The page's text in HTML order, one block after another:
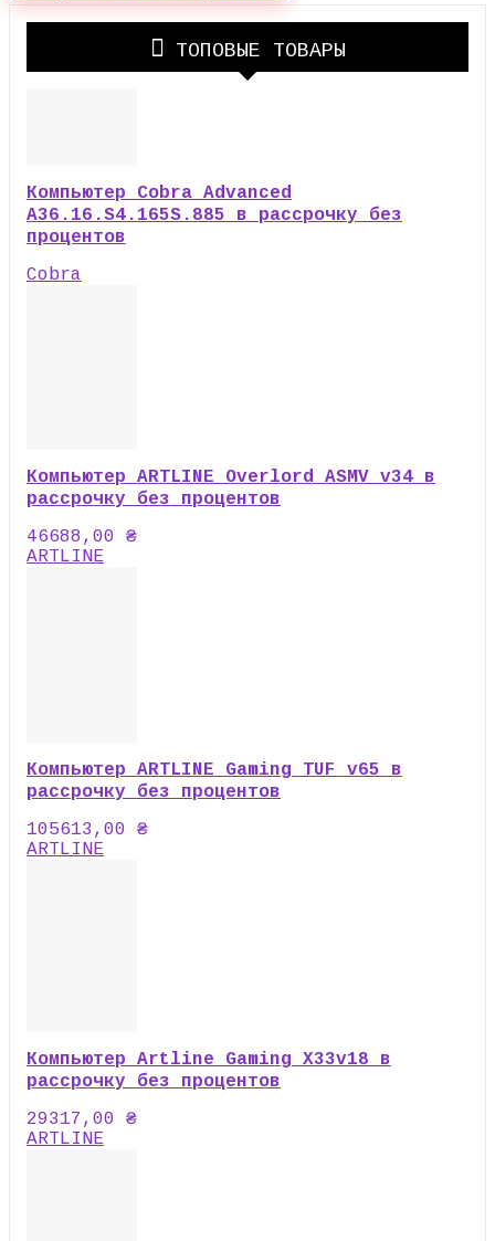
ТОПОВЫЕ ТОВАРЫ
Компьютер Cobra Advanced
A36.16.S4.165S.885 в рассрочку без
процентов
Cobra
Компьютер ARTLINE Overlord ASMV v34 в
рассрочку без процентов
46688,00 ₴
ARTLINE
Компьютер ARTLINE Gaming TUF v65 в
рассрочку без процентов
105613,00 ₴
ARTLINE
Компьютер Artline Gaming X33v18 в
рассрочку без процентов
29317,00 ₴
ARTLINE